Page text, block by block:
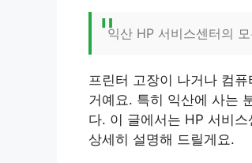
익산 HP 서비스센터의
프린터 고장이 나거나 컴
거예요. 특히 익산에 사는
다. 이 글에서는 HP 서비
상세히 설명해 드릴게요.